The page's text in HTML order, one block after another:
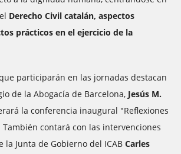
Derecho Civil catalán, aspectos
prácticos en el ejercicio de la
participarán en las jornadas destacan
de la Abogacía de Barcelona, ​​Jesús M.
la conferencia inaugural "Reflexiones
contará con las intervenciones
la Junta de Gobierno del ICAB Carles